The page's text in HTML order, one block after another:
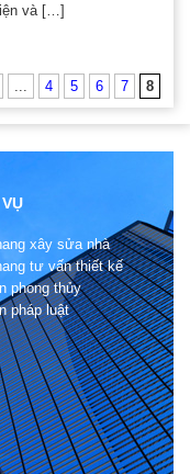
và […]
4 5 6 7 8
xây sửa nhà
tư vấn thiết kế
phong thủy
pháp luật